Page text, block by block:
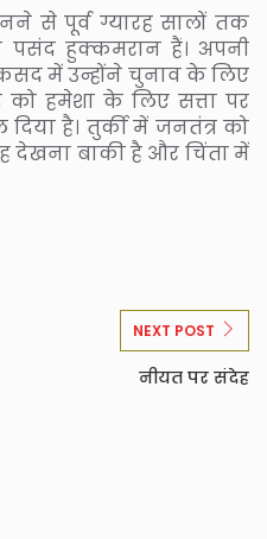
से पूर्व ग्यारह सालों तक
पसंद हुक्कमरान हैं। अपनी
में उन्होंने चुनाव के लिए
हमेशा के लिए सत्ता पर
है। तुर्की में जनतंत्र को
देखना बाकी है और चिंता में
NEXT POST
नीयत पर संदेह